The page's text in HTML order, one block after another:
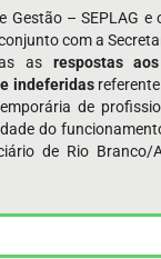
Gestão – SEPLAG
com a
as respostas
indeferidas
de
do
de Rio Branco/